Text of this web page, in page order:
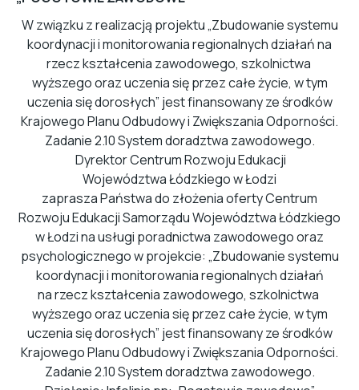
W związku z realizacją projektu „Zbudowanie systemu
koordynacji i monitorowania regionalnych działań na
rzecz kształcenia zawodowego, szkolnictwa
wyższego oraz uczenia się przez całe życie, w tym
uczenia się dorosłych” jest finansowany ze środków
Krajowego Planu Odbudowy i Zwiększania Odporności.
Zadanie 2.10 System doradztwa zawodowego.
Dyrektor Centrum Rozwoju Edukacji
Województwa Łódzkiego w Łodzi
zaprasza Państwa do złożenia oferty Centrum
Rozwoju Edukacji Samorządu Województwa Łódzkiego
w Łodzi na usługi poradnictwa zawodowego oraz
psychologicznego w projekcie: „Zbudowanie systemu
koordynacji i monitorowania regionalnych działań
na rzecz kształcenia zawodowego, szkolnictwa
wyższego oraz uczenia się przez całe życie, w tym
uczenia się dorosłych” jest finansowany ze środków
Krajowego Planu Odbudowy i Zwiększania Odporności.
Zadanie 2.10 System doradztwa zawodowego.